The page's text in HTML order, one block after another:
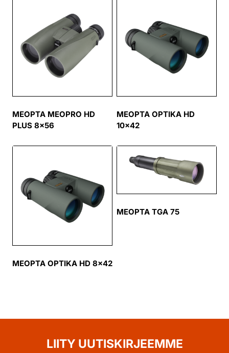
MEOPTA MEOPRO HD
PLUS 8×56
MEOPTA OPTIKA HD
10×42
MEOPTA OPTIKA HD 8×42
MEOPTA TGA 75
LIITY UUTISKIRJEEMME